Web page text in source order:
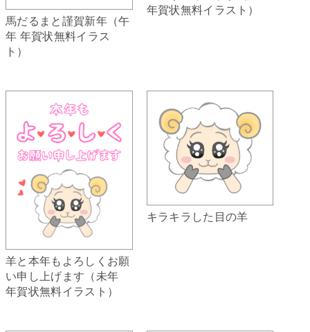
馬だるまと謹賀新年（午
年 年賀状無料イラス
ト）
年賀状無料イラスト）
羊と本年もよろしくお願
い申し上げます（未年
年賀状無料イラスト）
キラキラした目の羊